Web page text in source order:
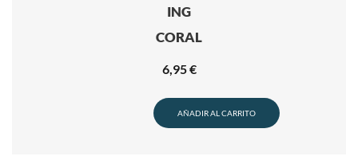
ING
CORAL
6,95€
AÑADIR AL CARRITO